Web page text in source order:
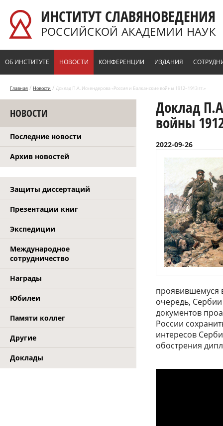
ИНСТИТУТ СЛАВЯНОВЕДЕНИЯ
РОССИЙСКОЙ АКАДЕМИИ НАУК
ОБ ИНСТИТУТЕ НОВОСТИ КОНФЕРЕНЦИИ ИЗДАНИЯ
Главная / Новости / Доклад П.А. Искендерова «Россия и Балканские войны 1912–1913 гг.»
НОВОСТИ
Последние новости
Архив новостей
Защиты диссертаций
Презентации книг
Экспедиции
Международное
сотрудничество
Награды
Юбилеи
Памяти коллег
Другие
Доклады
Доклад
войны
2022-09-26
проявившемуся
очередь,
документов
России
интересов
обострения